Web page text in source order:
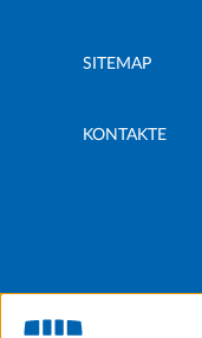
SITEMAP
KONTAKTE